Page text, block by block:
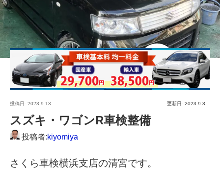
投稿日: 2023.9.13 更新日: 2023.9.3
スズキ・ワゴンR車検整備
投稿者:kiyomiya
さくら車検横浜支店の清宮です。